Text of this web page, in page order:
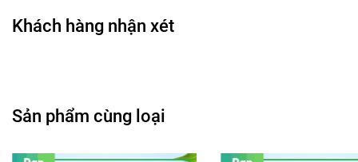
Khách hàng nhận xét
Sản phẩm cùng loại